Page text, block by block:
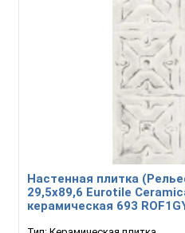
Настенная плитка
29,5х89,6 Eurotile
керамическая 693